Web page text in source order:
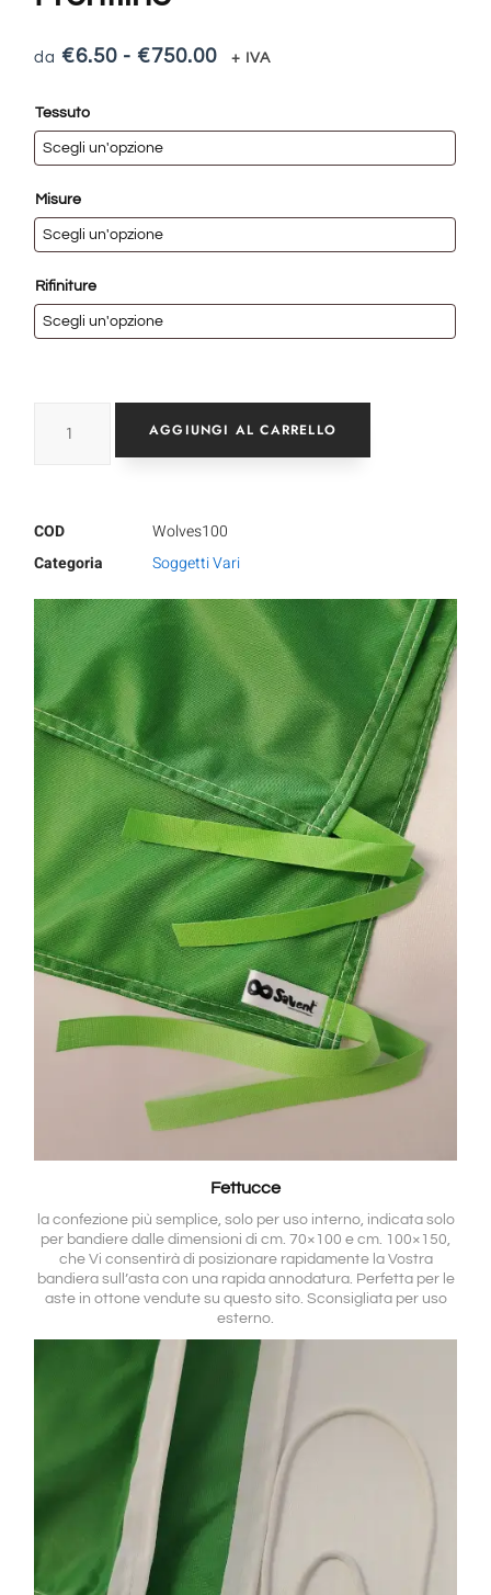
€6.50 - €750.00 + IVA
Tessuto
Misure
Rifiniture
AGGIUNGI AL CARRELLO
COD
Wolves100
Categoria
Soggetti Vari
Fettucce
la confezione più semplice, solo per uso interno, indicata solo
per bandiere dalle dimensioni di cm. 70×100 e cm. 100×150,
che Vi consentirà di posizionare rapidamente la Vostra
bandiera sull’asta con una rapida annodatura. Perfetta per le
aste in ottone vendute su questo sito. Sconsigliata per uso
esterno.